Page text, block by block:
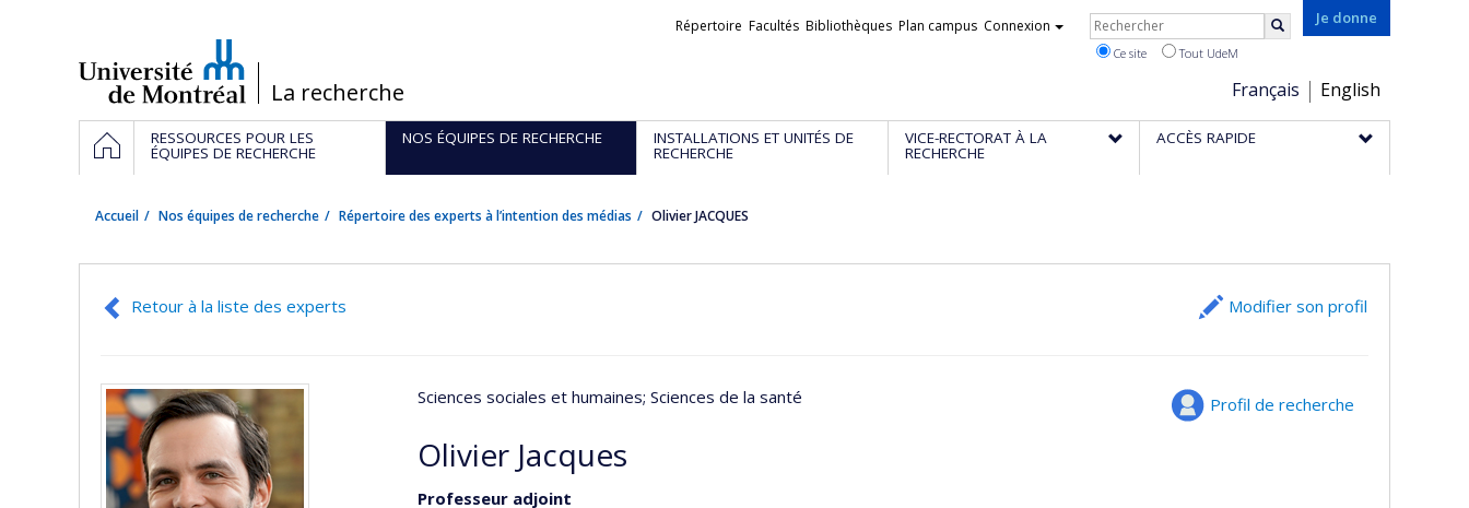
/La recherche
Je donne
Choix
de
la
Français English
Liens
Répertoire Facultés Bibliothèques Plan campus Connexion Rechercher
Ce site Tout UdeM
Navigation
principale
ACCUEILRESSOURCES POUR LES
ÉQUIPES DE RECHERCHE
NOS ÉQUIPES DE RECHERCHE INSTALLATIONS ET UNITÉS DE
RECHERCHE
VICE-RECTORAT À LA
RECHERCHE
ACCÈS RAPIDE
Accueil Nos équipes de recherche Répertoire des experts à l’intention des médias Olivier JACQUES
Retour à la liste des experts Modifier son profil
Profil de recherche
Sciences sociales et humaines; Sciences de la santé
Olivier Jacques
Professeur adjoint